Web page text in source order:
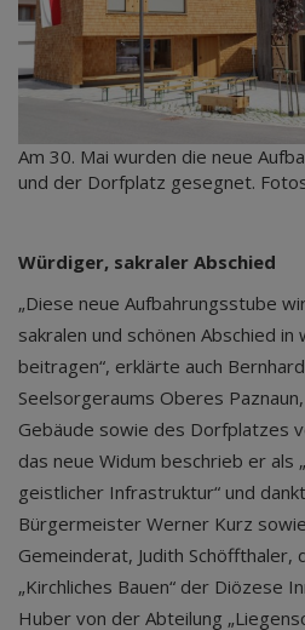
Am 30. Mai wurden die neue
und der Dorfplatz gesegnet.
Würdiger, sakraler Abschied
„Diese neue Aufbahrungsstube
sakralen und schönen Abschied
beitragen“, erklärte auch
Seelsorgeraums Oberes
Gebäude sowie des Dorfplatzes
das neue Widum beschrieb er als
geistlicher Infrastruktur“ und
Bürgermeister Werner Kurz
Gemeinderat, Judith
„Kirchliches Bauen“ der Diözese
Huber von der Abteilung